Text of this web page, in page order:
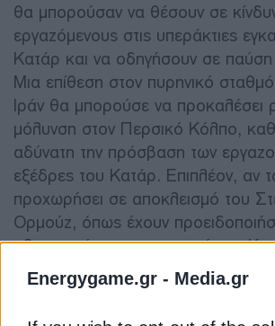
Energygame.gr - Media.gr
θα μπορούσαν να θέσουν σε
εργαζόμενους στις υπεράκτιες
Κατάρ και να οδηγήσουν σε παύση
Μια επίθεση στον πυρηνικό
Ιράν θα μπορούσε να προκαλέσει
μόλυνση στον Περσικό Κόλπο,
αδύνατη την πρόσβαση των
εξέδρες του Κατάρ. Επιπλέον, αν
προχωρήσει σε αποκλεισμό του
Ορμούζ, όπως έχουν
αξιωματούχοι, η παραγωγή του
διακοπεί. Τα δεξαμενόπλοια LNG
πρέπει να διασχίσουν το στενό για
στους πελάτες της, κυρίως στην